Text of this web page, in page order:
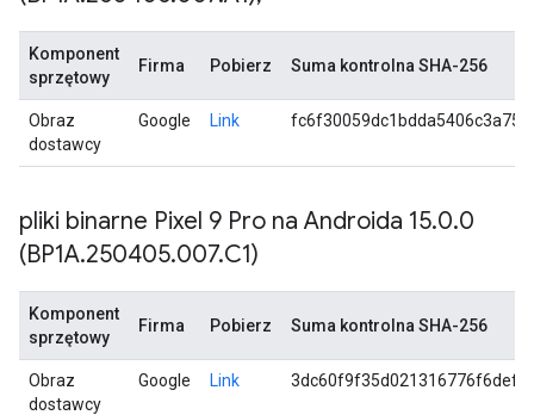
Komponent
sprzętowy
Firma Pobierz Suma kontrolna SHA-256
Obraz
dostawcy
Google Link
pliki binarne Pixel 9 Pro na Androida 15.0.0
(BP1A.250405.007.C1)
Komponent
sprzętowy
Firma Pobierz Suma kontrolna SHA-256
Obraz
dostawcy
Google Link